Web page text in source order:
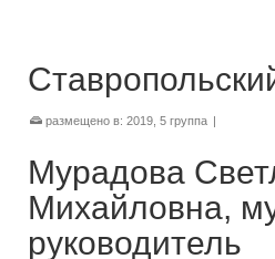
размещено в: 2019 5 группа |
Мурадова
Михайловна,
руководитель